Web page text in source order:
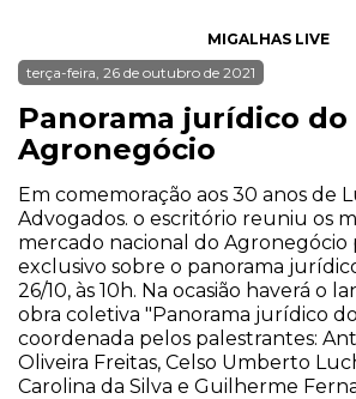
MIGALHAS LIVE
terça-feira, 26 de outubro de 2021
Panorama jurídico do
Agronegócio
Em comemoração aos 30 anos de
Advogados. o escritório reuniu os
mercado nacional do Agronegócio
exclusivo sobre o panorama
26/10, às 10h. Na ocasião haverá o
obra coletiva "Panorama jurídico
coordenada pelos palestrantes:
Oliveira Freitas, Celso Umberto
Carolina da Silva e Guilherme